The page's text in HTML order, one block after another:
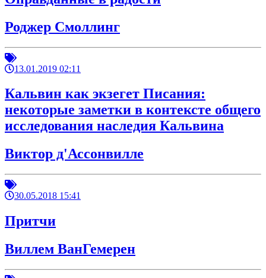
Роджер Смоллинг
13.01.2019 02:11
Кальвин как экзегет Писания:
некоторые заметки в контексте общего
исследования наследия Кальвина
Виктор д'Ассонвилле
30.05.2018 15:41
Притчи
Виллем ВанГемерен